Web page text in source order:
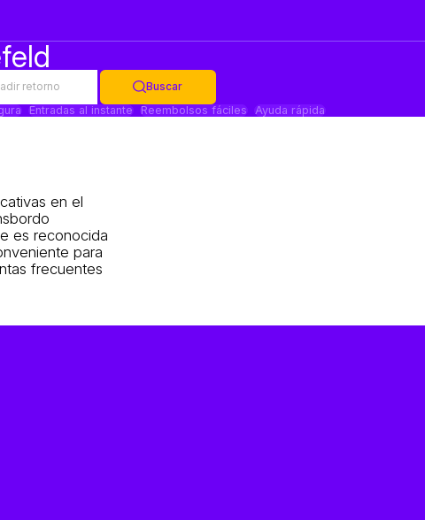
retorno
Buscar
Entradas al instante Reembolsos fáciles Ayuda rápida
en el
es reconocida
para
frecuentes